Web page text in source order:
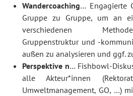
Wandercoaching… Engagierte
Gruppe zu Gruppe, um an
verschiedenen
Gruppenstruktur und -
außen zu analysieren und ggf.
Perspektive n… Fishbowl-
alle Akteur*innen
Umweltmanagement, GO, …)